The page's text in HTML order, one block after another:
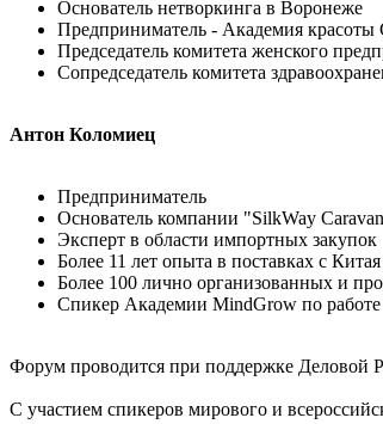
Основатель нетворкинга в Воронеже
Предприниматель - Академия
Председатель комитета женского
Сопредседатель комитета
Антон Коломиец
Предприниматель
Основатель компании "SilkWay
Эксперт в области импортных закупок
Более 11 лет опыта в поставках с
Более 100 лично организованных и
Спикер Академии MindGrow по
Форум проводится при поддержке Деловой
С участием спикеров мирового и